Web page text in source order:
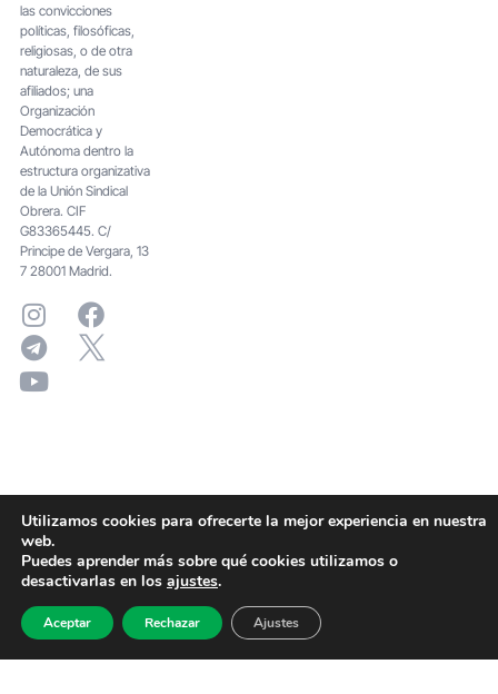
las convicciones
políticas, filosóficas,
religiosas, o de otra
naturaleza, de sus
afiliados; una
Organización
Democrática y
Autónoma dentro la
estructura organizativa
de la Unión Sindical
Obrera. CIF
G83365445. C/
Principe de Vergara, 13
7 28001 Madrid.
Utilizamos cookies para ofrecerte la mejor experiencia en nuestra
web.
Puedes aprender más sobre qué cookies utilizamos o
desactivarlas en los ajustes.
Aceptar Rechazar Ajustes